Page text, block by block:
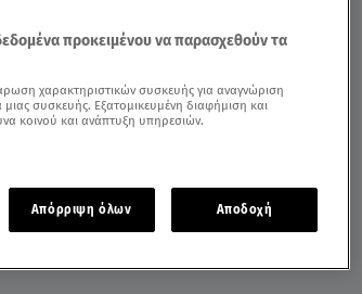
προκειμένου να παρασχεθούν τα
χαρακτηριστικών συσκευής για αναγνώριση
συσκευής. Εξατομικευμένη διαφήμιση και
κοινού και ανάπτυξη υπηρεσιών.
Απόρριψη όλων Αποδοχή